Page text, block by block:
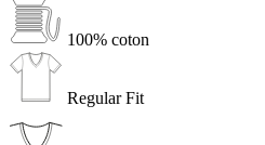
100% coton
Regular Fit